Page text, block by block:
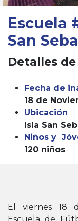
Escuela
San
Detalles
Fecha de
18 de
Ubicación
Isla San
Niños y
120 niños
El viernes 18